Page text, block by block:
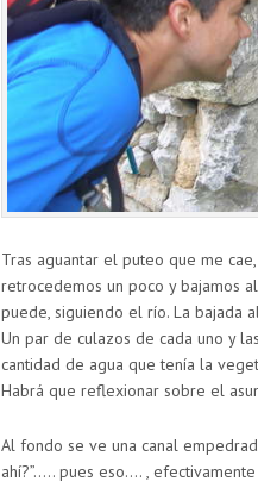
Tras aguantar el puteo que me
retrocedemos un poco y bajamos
puede, siguiendo el río. La bajada
Un par de culazos de cada uno y
cantidad de agua que tenía la
Habrá que reflexionar sobre el
Al fondo se ve una canal
ahí?”….. pues eso…. ,